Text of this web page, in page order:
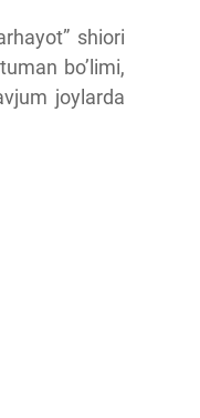
shiori
bo’limi,
joylarda